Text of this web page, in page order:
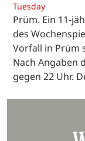
Tuesday
Prüm. Ein 11-
des
Vorfall in Prüm
Nach Angaben
gegen 22 Uhr.